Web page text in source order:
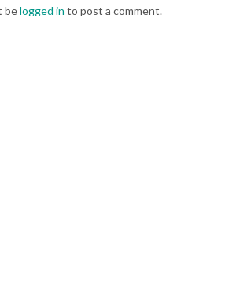
belogged in to post a comment.